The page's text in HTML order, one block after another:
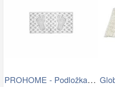
PROHOME - Podložka do vany 66x35cm